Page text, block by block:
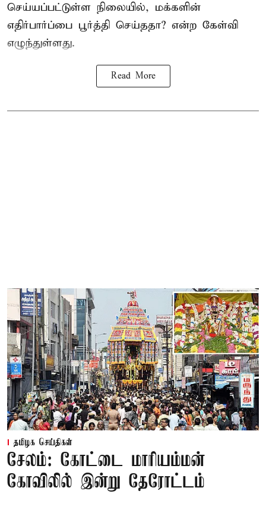
செய்யப்பட்டுள்ள நிலையில், மக்களின்
எதிர்பார்ப்பை பூர்த்தி செய்ததா? என்ற கேள்வி
எழுந்துள்ளது.
Read More
தமிழக செய்திகள்
சேலம்: கோட்டை மாரியம்மன்
கோவிலில் இன்று தேரோட்டம்